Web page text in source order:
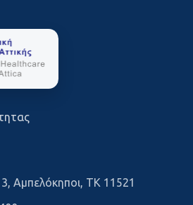
Αμπελόκηποι, ΤΚ 11521